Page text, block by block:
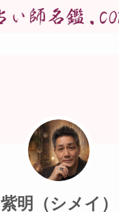
紫明（シメイ）